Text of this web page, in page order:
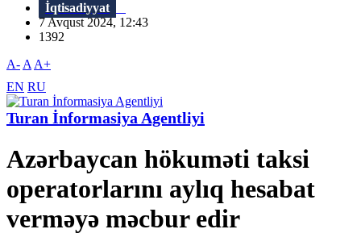
İqtisadiyyat
7 Avqust 2024, 12:43
1392
A- A A+
EN RU
Turan İnformasiya Agentliyi
Azərbaycan hökuməti taksi
operatorlarını aylıq hesabat
verməyə məcbur edir